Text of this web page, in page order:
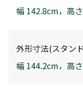
幅 142.8cm，高
外形寸法(スタン
幅 144.2cm，高